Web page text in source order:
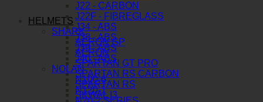
HELMETS
SHARK
AERON GP
AERON
SPARTAN GT PRO
SPARTAN RS CARBON
SPARTAN RS
SKWAL I3
J22 - CARBON
J22F - FIBREGLASS
J34 - ABS
J38 - ABS
J39 - ABS
J40 - ABS
NOLAN
N100-6
N120-1